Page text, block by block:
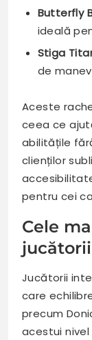
Butterfly
ideală
Stiga
de
Aceste
ceea ce
abilitățile
clienților
pentru cei
Cele
Jucătorii
care
precum
acestui